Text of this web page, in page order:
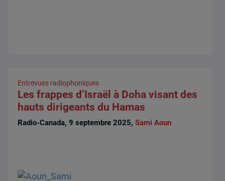
Entrevues radiophoniques
Les frappes d’Israël à Doha visant des
hauts dirigeants du Hamas
Radio-Canada, 9 septembre 2025,Sami Aoun